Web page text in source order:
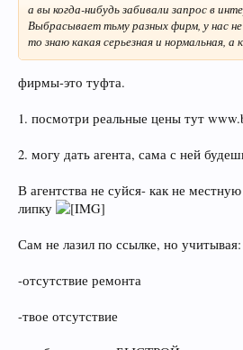
а вы когда-нибудь забивали запрос в
Выбрасывает тьму разных фирм, у нас
то знаю какая серьезная и нормальная, а
фирмы-это туфта.
1. посмотри реальные цены тут
2. могу дать агента, сама с ней
В агентства не суйся- как не
липку
Сам не лазил по ссылке, но учитывая:
-отсутствие ремонта
-твое отсутствие